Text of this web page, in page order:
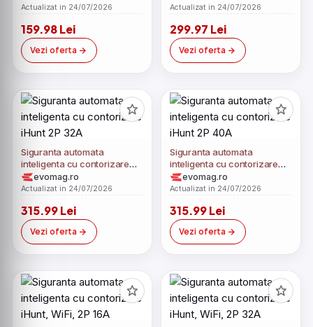
Monofazata, 40A,
Alexa
Actualizat in 24/07/2026
159.98 Lei
Vezi oferta
3P+N, Trifazat, 80A,
Alexa
Actualizat in 24/07/2026
299.97 Lei
Vezi oferta
Siguranta automata
inteligenta cu contorizare
iHunt 2P 32A
evomag.ro
Actualizat in 24/07/2026
315.99 Lei
Vezi oferta
Siguranta automata
inteligenta cu contorizare
iHunt 2P 40A
evomag.ro
Actualizat in 24/07/2026
315.99 Lei
Vezi oferta